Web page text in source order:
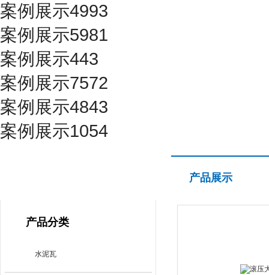
案例展示4993
案例展示5981
案例展示443
案例展示7572
案例展示4843
案例展示1054
产品分类
水泥瓦
产品展示